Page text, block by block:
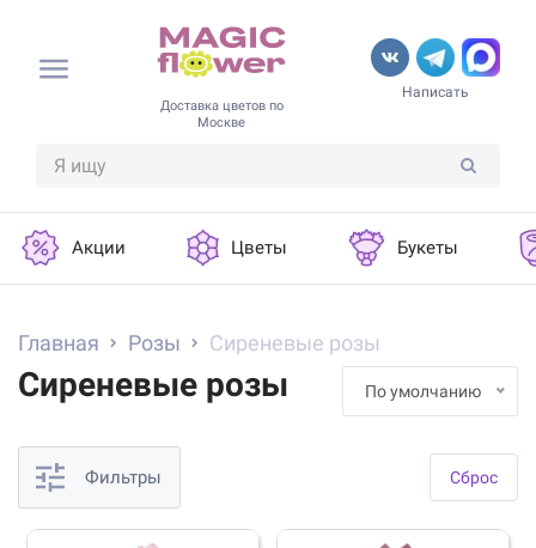
Доставка цветов по
Москве
Написать
Акции Цветы Букеты
Главная Розы Сиреневые розы
Сиреневые розы По умолчанию
Фильтры Cброс